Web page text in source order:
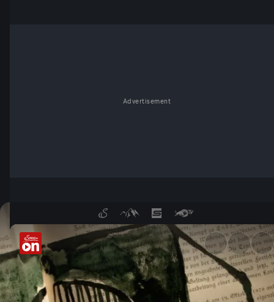
Advertisement
Michael Köhlmeier erzählt -